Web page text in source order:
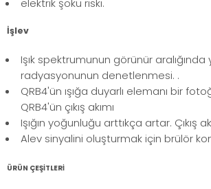
İşlev
Işık spektrumunun görünür aralığında
radyasyonunun denetlenmesi. .
QRB4'ün ışığa duyarlı elemanı bir
QRB4'ün çıkış akımı
Işığın yoğunluğu arttıkça artar. Çıkış
Alev sinyalini oluşturmak için brülör
ÜRÜN ÇEŞİTLERİ